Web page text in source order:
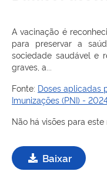
A vacinação é
para preservar a
sociedade saudável e
graves, a...
Fonte: Doses aplicadas
Imunizações (PNI) -
Não há visões para este
Baixar